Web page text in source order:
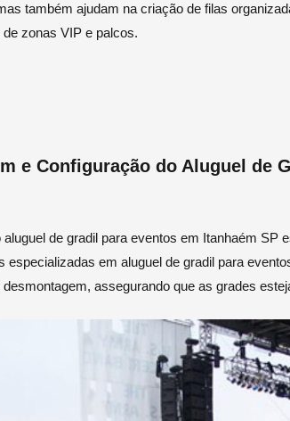
também ajudam na criação de filas
zonas VIP e palcos.
e Configuração do Aluguel de
aluguel de gradil para eventos em Itanhaém SP
especializadas em aluguel de gradil para
assegurando que as grades